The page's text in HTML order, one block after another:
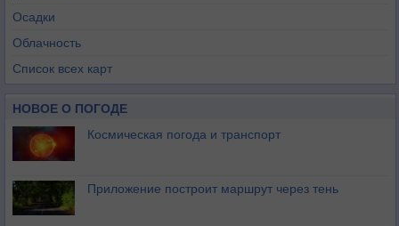
Осадки
Облачность
Список всех карт
НОВОЕ О ПОГОДЕ
Космическая погода и транспорт
Приложение построит маршрут через тень